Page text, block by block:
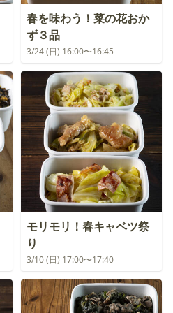
春を味わう！菜の花おか
ず３品
3/24 (日) 16:00〜16:45
モリモリ！春キャベツ祭
り
3/10 (日) 17:00〜17:40